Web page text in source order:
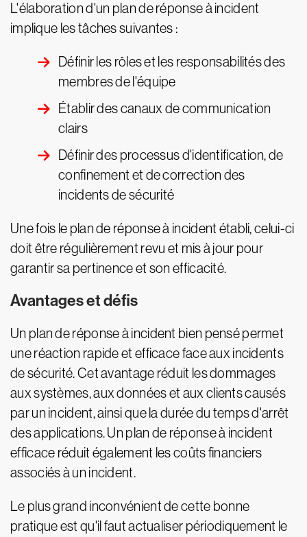
L'élaboration d'un plan de réponse à incident
implique les tâches suivantes :
Définir les rôles et les responsabilités des
membres de l'équipe
Établir des canaux de communication
clairs
Définir des processus d'identification, de
confinement et de correction des
incidents de sécurité
Une fois le plan de réponse à incident établi, celui-ci
doit être régulièrement revu et mis à jour pour
garantir sa pertinence et son efficacité.
Avantages et défis
Un plan de réponse à incident bien pensé permet
une réaction rapide et efficace face aux incidents
de sécurité. Cet avantage réduit les dommages
aux systèmes, aux données et aux clients causés
par un incident, ainsi que la durée du temps d'arrêt
des applications. Un plan de réponse à incident
efficace réduit également les coûts financiers
associés à un incident.
Le plus grand inconvénient de cette bonne
pratique est qu'il faut actualiser périodiquement le